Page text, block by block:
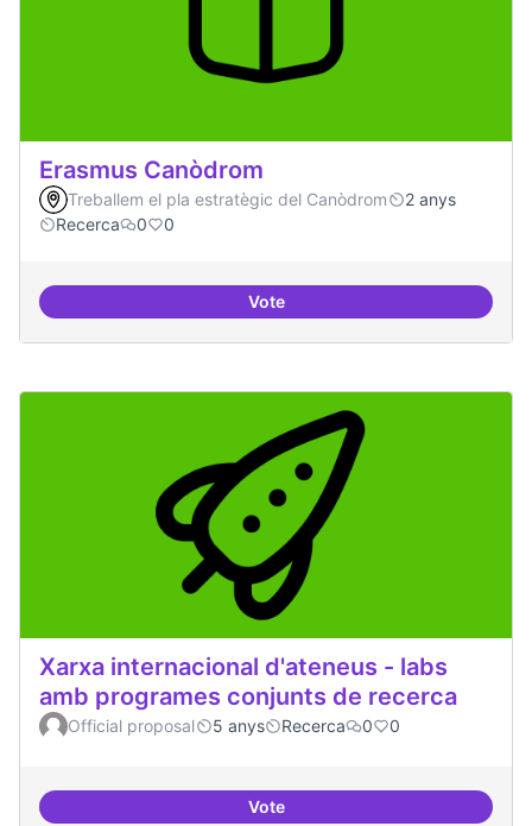
Erasmus Canòdrom
Treballem el pla estratègic del Canòdrom
2 anys
Recerca
0 0
VoteErasmus Canòdrom
Xarxa internacional d'ateneus - labs
amb programes conjunts de recerca
Official proposal 5 anys Recerca 0 0
VoteXarxa internacional d'ateneus -